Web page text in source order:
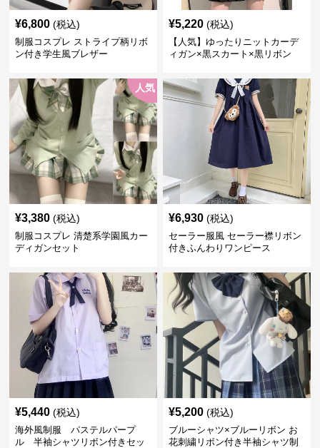
¥6,800 (税込)
制服コスプレ ストライプ柄リボ
ン付き学生風ブレザー
¥5,220 (税込)
【人気】ゆったりニットカーデ
ィガン×黒スカート×黒リボン
人気
¥3,380 (税込)
制服コスプレ 清楚系学園風カー
ディガンセット
¥6,930 (税込)
セーラー服風 セーラー襟リボン
付きふんわりワンピース
¥5,440 (税込)
海外風制服 パステルパープ
ル 半袖シャツリボン付きセッ
¥5,200 (税込)
ブルーシャツ×ブルーリボン お
花刺繍リボン付き半袖シャツ制